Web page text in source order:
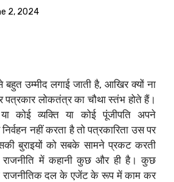
2, 2024
उम्मीद लगाई जाती है, आखिर क्यों ना
पत्रकार लोकतंत्र का चौथा स्तंभ होते हैं।
कोई व्यक्ति या कोई पूंजीपति अपने
नहीं करता है तो पत्रकारिता उस पर
बुराइयों को सबके सामने प्रकट करती
में कहानी कुछ और ही है। कुछ
राजनीतिक दल के एजेंट के रूप में काम कर